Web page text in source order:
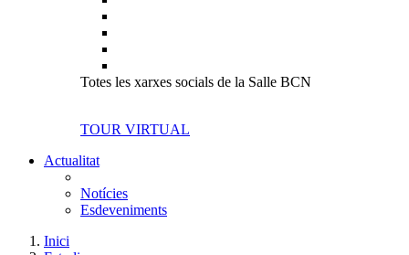
Totes les xarxes socials de la Salle BCN
TOUR VIRTUAL
Actualitat
Notícies
Esdeveniments
Inici